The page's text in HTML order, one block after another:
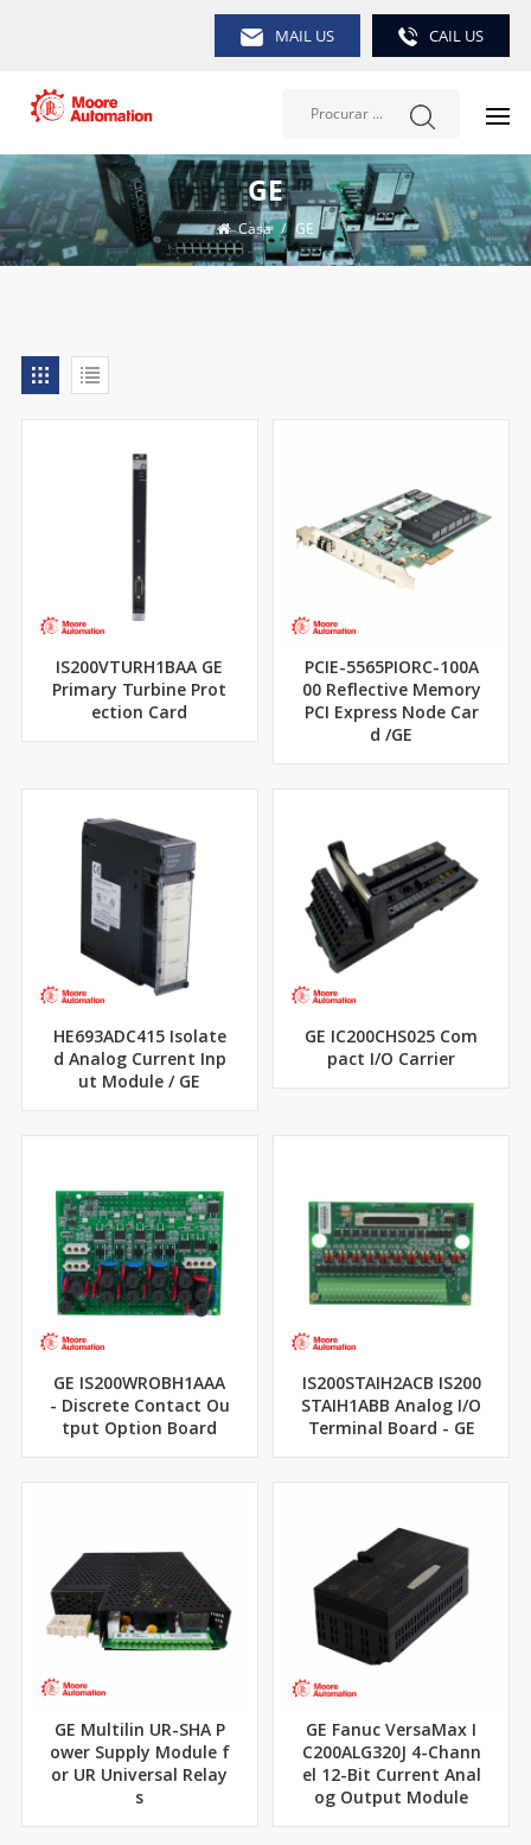
MAIL US CAIL US
GE
Casa / GE
IS200VTURH1BAA GE
Primary Turbine Prot
ection Card
PCIE-5565PIORC-100A
00 Reflective Memory
PCI Express Node Car
d /GE
HE693ADC415 Isolate
d Analog Current Inp
ut Module / GE
GE IC200CHS025 Com
pact I/O Carrier
GE IS200WROBH1AAA
- Discrete Contact Ou
tput Option Board
IS200STAIH2ACB IS200
STAIH1ABB Analog I/O
Terminal Board - GE
GE Multilin UR-SHA P
ower Supply Module f
or UR Universal Relay
s
GE Fanuc VersaMax I
C200ALG320J 4-Chann
el 12-Bit Current Anal
og Output Module